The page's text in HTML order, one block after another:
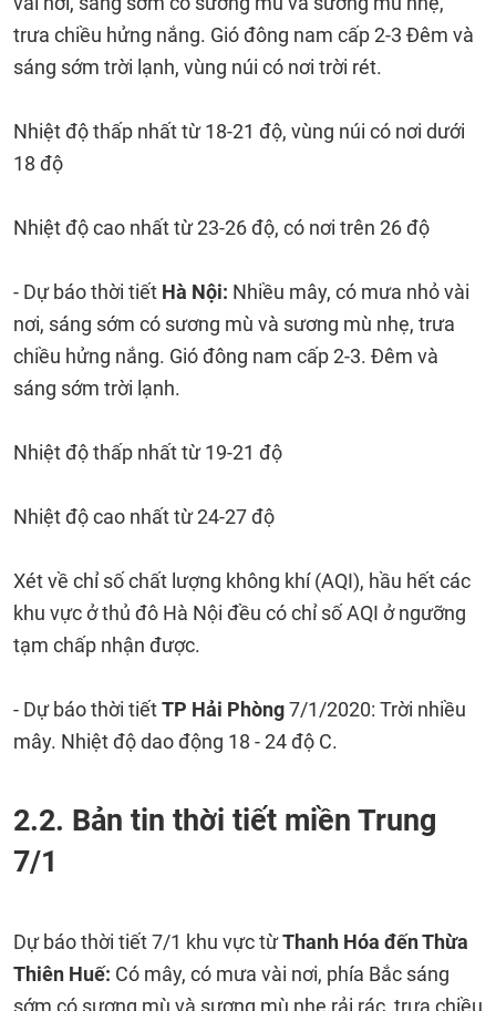
trưa chiều hửng nắng. Gió đông nam cấp 2-3 Đêm và
sáng sớm trời lạnh, vùng núi có nơi trời rét.
Nhiệt độ thấp nhất từ 18-21 độ, vùng núi có nơi dưới
18 độ
Nhiệt độ cao nhất từ 23-26 độ, có nơi trên 26 độ
- Dự báo thời tiết Hà Nội: Nhiều mây, có mưa nhỏ vài
nơi, sáng sớm có sương mù và sương mù nhẹ, trưa
chiều hửng nắng. Gió đông nam cấp 2-3. Đêm và
sáng sớm trời lạnh.
Nhiệt độ thấp nhất từ 19-21 độ
Nhiệt độ cao nhất từ 24-27 độ
Xét về chỉ số chất lượng không khí (AQI), hầu hết các
khu vực ở thủ đô Hà Nội đều có chỉ số AQI ở ngưỡng
tạm chấp nhận được.
- Dự báo thời tiếtTP Hải Phòng7/1/2020: Trời nhiều
mây. Nhiệt độ dao động 18 - 24 độ C.
2.2. Bản tin thời tiết miền Trung
7/1
Dự báo thời tiết 7/1 khu vực từThanh Hóa đến Thừa
Thiên Huế: Có mây, có mưa vài nơi, phía Bắc sáng
sớm có sương mù và sương mù nhẹ rải rác, trưa chiều